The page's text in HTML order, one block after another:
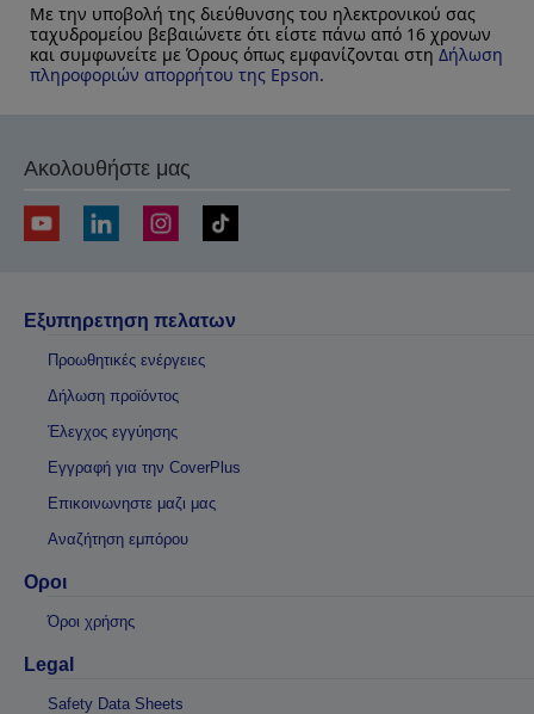
Με την υποβολή της διεύθυνσης του ηλεκτρονικού σας
ταχυδρομείου βεβαιώνετε ότι είστε πάνω από 16 χρονων
και συμφωνείτε με Όρους όπως εμφανίζονται στη Δήλωση
πληροφοριών απορρήτου της Epson.
Ακολουθήστε μας
Εξυπηρετηση πελατων
Προωθητικές ενέργειες
Δήλωση προϊόντος
Έλεγχος εγγύησης
Εγγραφή για την CoverPlus
Επικοινωνηστε μαζι μας
Αναζήτηση εμπόρου
Οροι
Όροι χρήσης
Legal
Safety Data Sheets